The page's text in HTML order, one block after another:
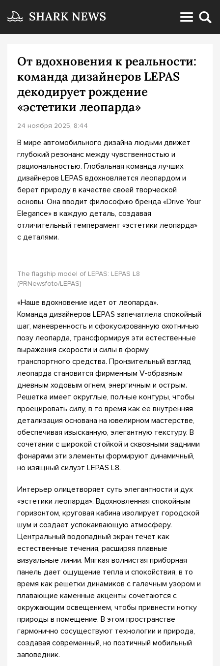
От вдохновения к реальности:
команда дизайнеров LEPAS
декодирует рождение
«эстетики леопарда»
24 ноября 2025, 8:44
В мире автомобильного дизайна людьми движет
глубокий резонанс между чувственностью и
рациональностью. Глобальная команда лучших
дизайнеров LEPAS вдохновляется леопардом и
берет природу в качестве своей творческой
основы. Она вводит философию бренда «Drive Your
Elegance» в каждую деталь, создавая
отличительный темперамент «эстетики леопарда»
с деталями.
The flagship model of LEPAS: LEPAS L8
(PRNewsfoto/LEPAS)
«Наше вдохновение идет от леопарда».
Команда дизайнеров LEPAS запечатлела спокойный
шаг, маневренность и сфокусированную охотничью
позу леопарда, трансформируя эти естественные
выражения скорости и силы в форму
транспортного средства. Пронзительный взгляд
леопарда становится фирменным V-образным
дневным ходовым огнем, энергичным и острым.
Решетка имеет округлые, полные контуры, чтобы
проецировать силу, в то время как ее внутренняя
детализация основана на ювелирном мастерстве,
обеспечивая изысканную, элегантную текстуру. В
сочетании с широкой стойкой и сквозными задними
фонарями эти элементы формируют динамичный,
но изящный силуэт LEPAS L8.
Интерьер олицетворяет суть элегантности и дух
«эстетики леопарда». Вдохновленная спокойным
горизонтом, круговая кабина изолирует городской
шум и создает успокаивающую атмосферу.
Центральный водопадный экран течет как
естественные течения, расширяя плавные
визуальные линии. Мягкая волнистая приборная
панель дает ощущение тепла и спокойствия, в то
время как решетки динамиков с галечным узором и
плавающие каменные акценты сочетаются с
окружающим освещением, чтобы привнести нотку
природы в помещение. В этом пространстве
гармонично сосуществуют технологии и природа,
создавая современный, но поэтичный мобильный
заповедник.